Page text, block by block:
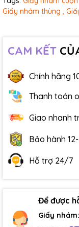
Giấy nhám thùng ,
CAM KẾT
Chính hãng
Thanh toán
Giao nhanh
Bảo hành
Hỗ trợ 24/7
Để được
Giấy nhám: